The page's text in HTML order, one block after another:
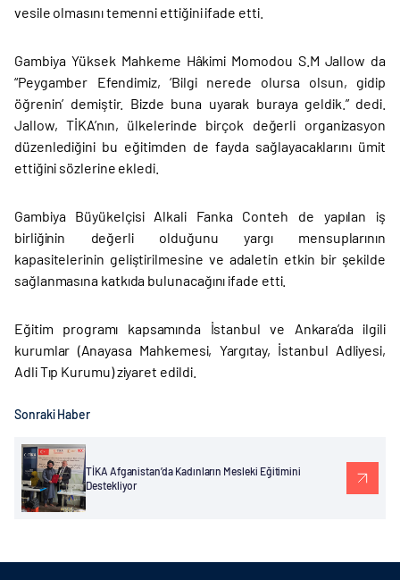
vesile olmasını temenni ettiğini ifade etti.
Gambiya Yüksek Mahkeme Hâkimi Momodou S.M Jallow da
“Peygamber Efendimiz, ‘Bilgi nerede olursa olsun, gidip
öğrenin’ demiştir. Bizde buna uyarak buraya geldik.” dedi.
Jallow, TİKA’nın, ülkelerinde birçok değerli organizasyon
düzenlediğini bu eğitimden de fayda sağlayacaklarını ümit
ettiğini sözlerine ekledi.
Gambiya Büyükelçisi Alkali Fanka Conteh de yapılan iş
birliğinin değerli olduğunu yargı mensuplarının
kapasitelerinin geliştirilmesine ve adaletin etkin bir şekilde
sağlanmasına katkıda bulunacağını ifade etti.
Eğitim programı kapsamında İstanbul ve Ankara’da ilgili
kurumlar (Anayasa Mahkemesi, Yargıtay, İstanbul Adliyesi,
Adli Tıp Kurumu) ziyaret edildi.
Sonraki Haber
TİKA Afganistan’da Kadınların Mesleki Eğitimini
Destekliyor